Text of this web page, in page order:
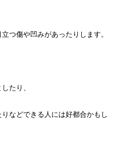
つ傷や凹みがあったりします。
たり、
などできる人には好都合かもし